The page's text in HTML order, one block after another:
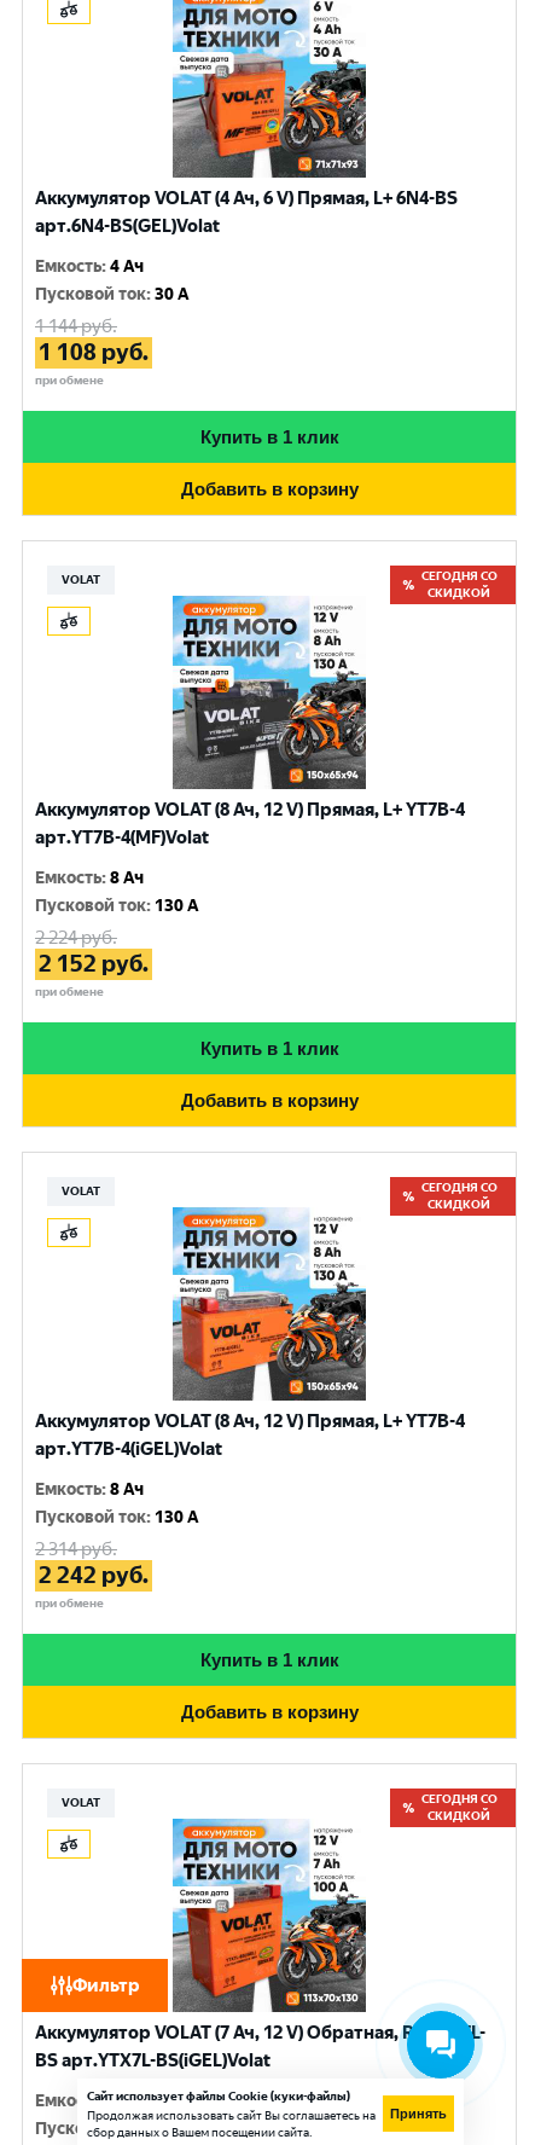
Фильтр
Аккумулятор VOLAT (4 Ач, 6 V) Прямая, L+ 6N4-BS
арт.6N4-BS(GEL)Volat
Емкость:4 Ач
Пусковой ток:30 A
1 144руб.
1 108 руб.
при обмене
Купить в 1 клик
Добавить в корзину
VOLAT
СЕГОДНЯ СО
СКИДКОЙ
Аккумулятор VOLAT (8 Ач, 12 V) Прямая, L+ YT7B-4
арт.YT7B-4(MF)Volat
Емкость:8 Ач
Пусковой ток: 130 A
2 224руб.
2 152 руб.
при обмене
Купить в 1 клик
Добавить в корзину
VOLAT
СЕГОДНЯ СО
СКИДКОЙ
Аккумулятор VOLAT (8 Ач, 12 V) Прямая, L+ YT7B-4
арт.YT7B-4(iGEL)Volat
Емкость:8 Ач
Пусковой ток: 130 A
2 314руб.
2 242 руб.
при обмене
Купить в 1 клик
Добавить в корзину
VOLAT
СЕГОДНЯ СО
СКИДКОЙ
Аккумулятор VOLAT (7 Ач, 12 V) Обратная, R+ YTX7L-
BS арт.YTX7L-BS(iGEL)Volat
Емкость:7 Ач
Пусковой ток:100 A
Сайт использует файлы Cookie (куки-файлы)
Продолжая использовать сайт Вы соглашаетесь на
сбор данных о Вашем посещении сайта.
Принять